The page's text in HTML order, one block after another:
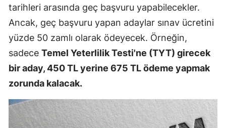
tarihleri arasında geç başvuru yapabilecekler.
Ancak, geç başvuru yapan adaylar sınav ücretini
yüzde 50 zamlı olarak ödeyecek. Örneğin,
sadece Temel Yeterlilik Testi'ne (TYT) girecek
bir aday, 450 TL yerine 675 TL ödeme yapmak
zorunda kalacak.